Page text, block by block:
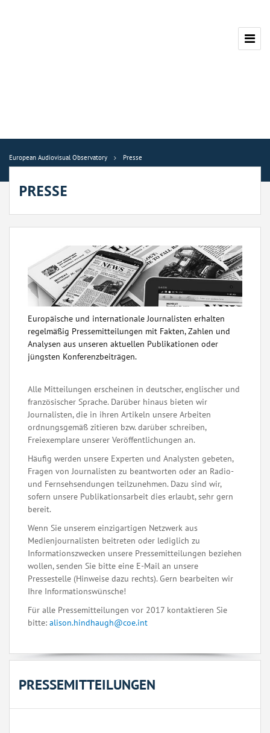
European Audiovisual Observatory Presse
PRESSE
Europäische und internationale Journalisten erhalten
regelmäßig Pressemitteilungen mit Fakten, Zahlen und
Analysen aus unseren aktuellen Publikationen oder
jüngsten Konferenzbeiträgen.
Alle Mitteilungen erscheinen in deutscher, englischer und
französischer Sprache. Darüber hinaus bieten wir
Journalisten, die in ihren Artikeln unsere Arbeiten
ordnungsgemäß zitieren bzw. darüber schreiben,
Freiexemplare unserer Veröffentlichungen an.
Häufig werden unsere Experten und Analysten gebeten,
Fragen von Journalisten zu beantworten oder an Radio-
und Fernsehsendungen teilzunehmen. Dazu sind wir,
sofern unsere Publikationsarbeit dies erlaubt, sehr gern
bereit.
Wenn Sie unserem einzigartigen Netzwerk aus
Medienjournalisten beitreten oder lediglich zu
Informationszwecken unsere Pressemitteilungen beziehen
wollen, senden Sie bitte eine E-Mail an unsere
Pressestelle (Hinweise dazu rechts). Gern bearbeiten wir
Ihre Informationswünsche!
Für alle Pressemitteilungen vor 2017 kontaktieren Sie
bitte: alison.hindhaugh@coe.int
PRESSEMITTEILUNGEN